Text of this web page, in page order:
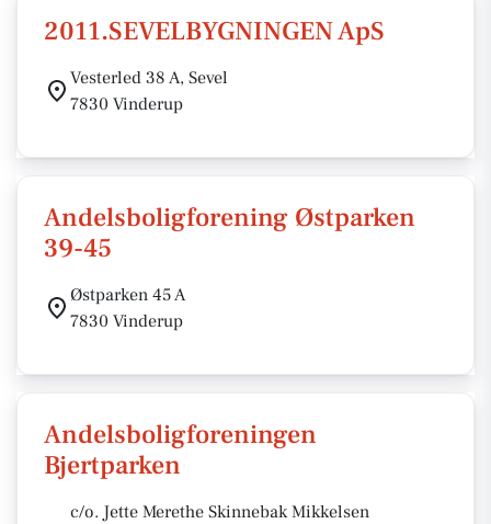
2011.SEVELBYGNINGEN ApS
Vesterled 38 A, Sevel
7830 Vinderup
Andelsboligforening Østparken
39-45
Østparken 45 A
7830 Vinderup
Andelsboligforeningen
Bjertparken
c/o. Jette Merethe Skinnebak Mikkelsen